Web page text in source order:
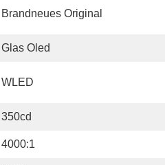
Brandneues Original
Glas Oled
WLED
350cd
4000:1